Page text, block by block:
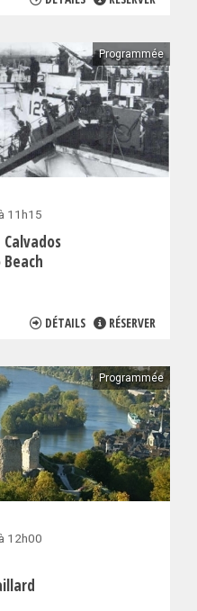
Programmée
11h15
Calvados
DÉTAILS RÉSERVER
Programmée
12h00